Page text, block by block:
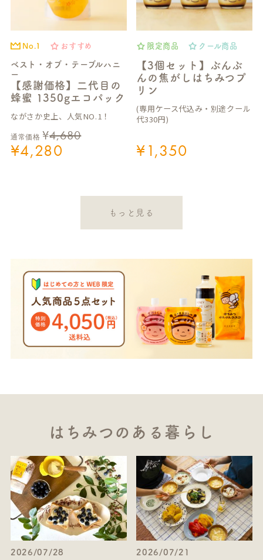
No.1 おすすめ
ベスト・オブ・テーブルハニ
ー
【感謝価格】二代目の
蜂蜜 1350gエコパック
ながさか史上、人気NO.1！
通常価格 ¥4,680
¥4,280
限定商品 クール商品
【3個セット】ぶんぶ
んの焦がしはちみつプ
リン
(専用ケース代込み・別途クール
代330円)
¥1,350
もっと見る
はちみつのある暮らし
2026/07/28 2026/07/21